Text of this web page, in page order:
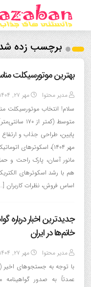
برچسب زده
بهترین موتورسیکلت
مدیر محتوا مهر ۲۷, ۱۴۰۴
سلام! انتخاب موتورسیکلت
متوسط
پایین، طراحی جذاب و ارتفاع
مانور آسان، پارک راحت و
هم با رشد اسکوترهای
اساس فروش، نظرات کاربران
جدیدترین اخبار درباره
خانم‌ها در ایران
مدیر محتوا مهر ۲۷, ۱۴۰۴
عمدتاً به صدور گواهینامه